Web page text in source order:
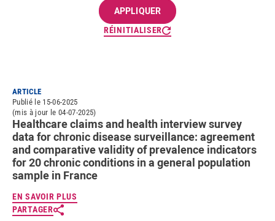
RÉINITIALISER
ARTICLE
Publié le 15-06-2025
(mis à jour le 04-07-2025)
Healthcare claims and health interview survey
data for chronic disease surveillance: agreement
and comparative validity of prevalence indicators
for 20 chronic conditions in a general population
sample in France
EN SAVOIR PLUS
PARTAGER